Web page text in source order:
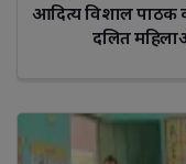
आदित्य विशाल पाठक
दलित